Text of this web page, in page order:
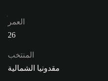
العمر
26
المنتخب
مقدونيا الشمالية